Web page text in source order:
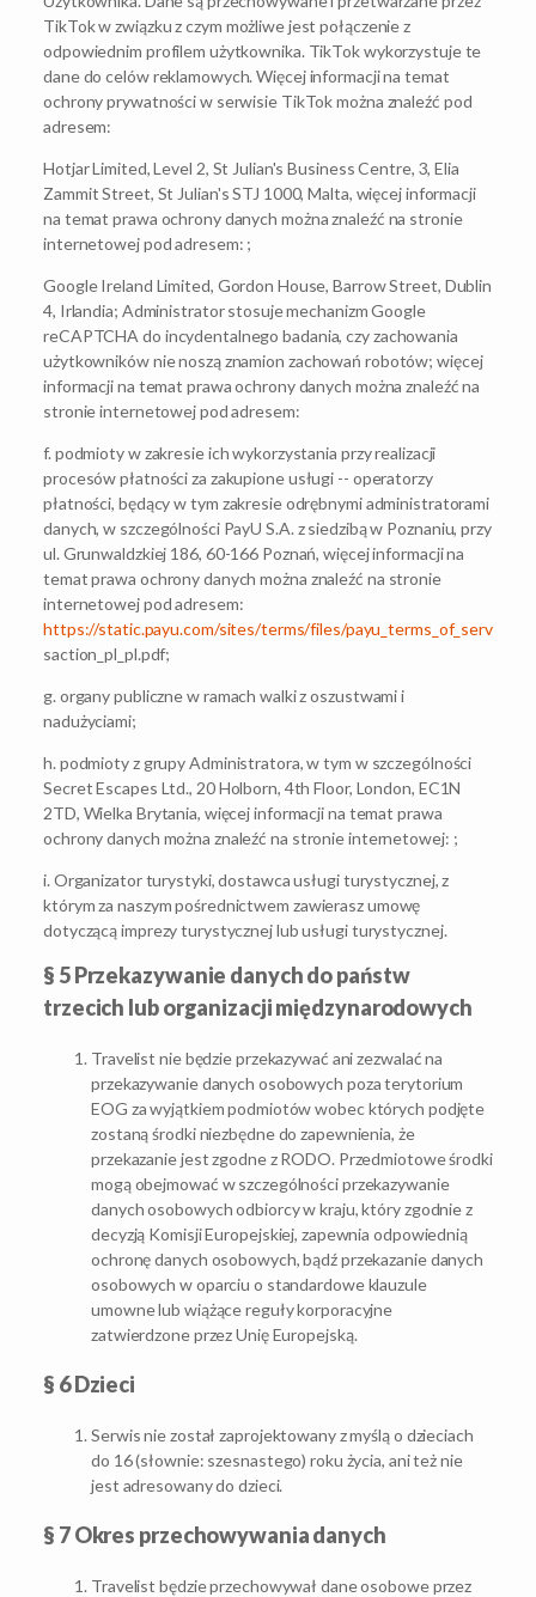
TikTok w związku z czym możliwe jest połączenie z
odpowiednim profilem użytkownika. TikTok wykorzystuje te
dane do celów reklamowych. Więcej informacji na temat
ochrony prywatności w serwisie TikTok można znaleźć pod
adresem:
Hotjar Limited, Level 2, St Julian's Business Centre, 3, Elia
Zammit Street, St Julian's STJ 1000, Malta, więcej informacji
na temat prawa ochrony danych można znaleźć na stronie
internetowej pod adresem: ;
Google Ireland Limited, Gordon House, Barrow Street, Dublin
4, Irlandia; Administrator stosuje mechanizm Google
reCAPTCHA do incydentalnego badania, czy zachowania
użytkowników nie noszą znamion zachowań robotów; więcej
informacji na temat prawa ochrony danych można znaleźć na
stronie internetowej pod adresem:
f. podmioty w zakresie ich wykorzystania przy realizacji
procesów płatności za zakupione usługi -- operatorzy
płatności, będący w tym zakresie odrębnymi administratorami
danych, w szczególności PayU S.A. z siedzibą w Poznaniu, przy
ul. Grunwaldzkiej 186, 60-166 Poznań, więcej informacji na
temat prawa ochrony danych można znaleźć na stronie
internetowej pod adresem:
https://static.payu.com/sites/terms/files/
saction_pl_pl.pdf;
g. organy publiczne w ramach walki z oszustwami i
nadużyciami;
h. podmioty z grupy Administratora, w tym w szczególności
Secret Escapes Ltd., 20 Holborn, 4th Floor, London, EC1N
2TD, Wielka Brytania, więcej informacji na temat prawa
ochrony danych można znaleźć na stronie internetowej: ;
i. Organizator turystyki, dostawca usługi turystycznej, z
którym za naszym pośrednictwem zawierasz umowę
dotyczącą imprezy turystycznej lub usługi turystycznej.
§ 5 Przekazywanie danych do państw
trzecich lub organizacji międzynarodowych
Travelist nie będzie przekazywać ani zezwalać na
przekazywanie danych osobowych poza terytorium
EOG za wyjątkiem podmiotów wobec których podjęte
zostaną środki niezbędne do zapewnienia, że
przekazanie jest zgodne z RODO. Przedmiotowe środki
mogą obejmować w szczególności przekazywanie
danych osobowych odbiorcy w kraju, który zgodnie z
decyzją Komisji Europejskiej, zapewnia odpowiednią
ochronę danych osobowych, bądź przekazanie danych
osobowych w oparciu o standardowe klauzule
umowne lub wiążące reguły korporacyjne
zatwierdzone przez Unię Europejską.
§ 6 Dzieci
Serwis nie został zaprojektowany z myślą o dzieciach
do 16 (słownie: szesnastego) roku życia, ani też nie
jest adresowany do dzieci.
§ 7 Okres przechowywania danych
Travelist będzie przechowywał dane osobowe przez